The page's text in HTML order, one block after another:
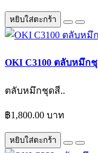
หยิบใส่ตะกร้า
OKI C3100 ตลับหมึก
ตลับหมึกชุดสี..
฿1,800.00 บาท
หยิบใส่ตะกร้า